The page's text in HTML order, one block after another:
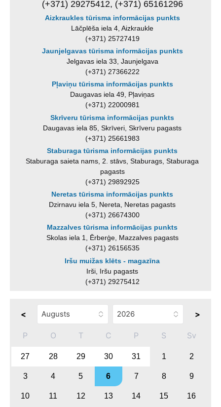
(+371) 29275412, (+371) 65161296
Aizkraukles tūrisma informācijas punkts
Lāčplēša iela 4, Aizkraukle
(+371) 25727419
Jaunjelgavas tūrisma informācijas punkts
Jelgavas iela 33, Jaunjelgava
(+371) 27366222
Pļaviņu tūrisma informācijas punkts
Daugavas iela 49, Pļaviņas
(+371) 22000981
Skrīveru tūrisma informācijas punkts
Daugavas iela 85, Skrīveri, Skrīveru pagasts
(+371) 25661983
Staburaga tūrisma informācijas punkts
Staburaga saieta nams, 2. stāvs, Staburags, Staburaga
pagasts
(+371) 29892925
Neretas tūrisma informācijas punkts
Dzirnavu iela 5, Nereta, Neretas pagasts
(+371) 26674300
Mazzalves tūrisma informācijas punkts
Skolas iela 1, Ērberģe, Mazzalves pagasts
(+371) 26156535
Iršu muižas klēts - magazīna
Irši, Iršu pagasts
(+371) 29275412
< >
P O T C P S Sv
27 28 29 30 31 1 2
3 4 5 6 7 8 9
10 11 12 13 14 15 16